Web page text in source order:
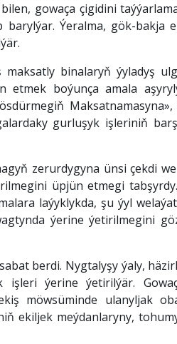
gowaça çigidini
Ýeralma, gök-bakja
binalaryň ýyladyş
etmek boýunça amala
gurluşyk işleriniň
zerurdygyna ünsi çekdi
üpjün etmegi
laýyklykda, şu ýyl
ýerine ýetirilmegini
berdi. Nygtalyşy ýaly,
işleri ýerine ýetirilýär.
möwsüminde ulanyljak
ekiljek meýdanlaryny,